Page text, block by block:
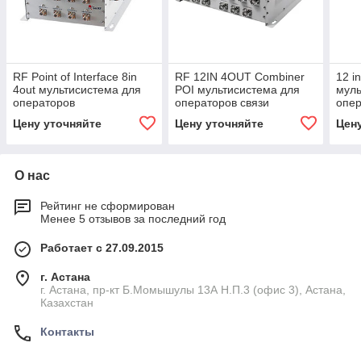
RF Point of Interface 8in
4out мультисистема для
операторов
Цену уточняйте
RF 12IN 4OUT Combiner
POI мультисистема для
операторов связи
Цену уточняйте
12
О нас
Рейтинг не сформирован
Менее 5 отзывов за последний год
Работает с 27.09.2015
г. Астана
г. Астана, пр-кт Б.Момышулы 13А Н.П.3 (офис 3), Астана,
Казахстан
Контакты